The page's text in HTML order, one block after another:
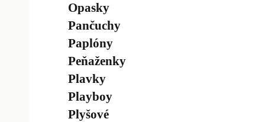
Opasky
Pančuchy
Paplóny
Peňaženky
Plavky
Playboy
Plyšové